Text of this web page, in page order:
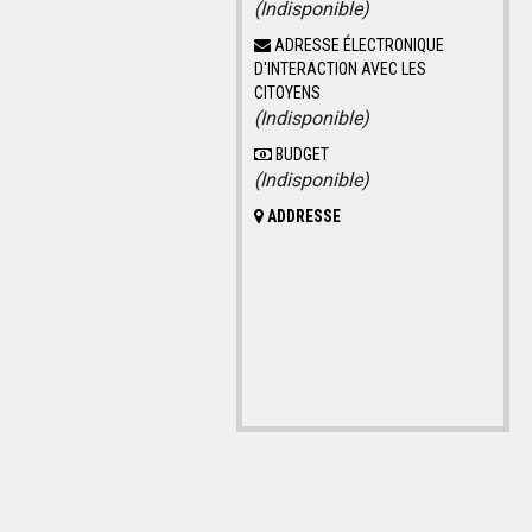
(Indisponible)
ADRESSE ÉLECTRONIQUE
D'INTERACTION AVEC LES
CITOYENS
(Indisponible)
BUDGET
(Indisponible)
ADDRESSE